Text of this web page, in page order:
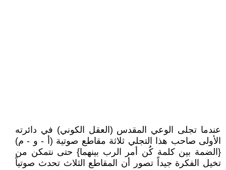
عندما تجلى الوعي المقدس (العقل الكوني) في دائرته
الأولى صاحب هذا التجلي ثلاثة مقاطع صوتية (أ - و - م)
{الضمة بين كلمة كُن أمر الرب بينهما} حتى نتمكن من
تخيل الفكرة جيداً تصور أن المقاطع الثلاث تحدث صوتياً